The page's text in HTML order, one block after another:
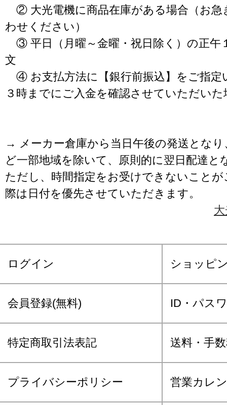
② 大光電機に商品在庫がある場合（お急
わせください）
③ 平日（月曜～金曜・祝日除く）の正午
文
④ お支払方法に【銀行前振込】をご指定
３時までにご入金を確認させていただいた
→ メーカー倉庫から当日午後の発送となり
ど一部地域を除いて、原則的に翌日配達と
ただし、時間指定をお受けできないこと
際は日付を優先させていただきます。
ログイン ショッピ
会員登録(無料) ID・パス
特定商取引法表記 送料・手
プライバシーポリシー 営業カレ